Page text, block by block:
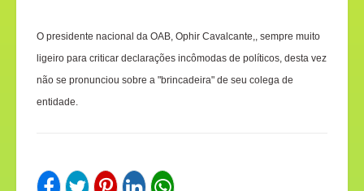
O presidente nacional da OAB, Ophir Cavalcante,, sempre muito
ligeiro para criticar declarações incômodas de políticos, desta vez
não se pronunciou sobre a "brincadeira" de seu colega de
entidade.